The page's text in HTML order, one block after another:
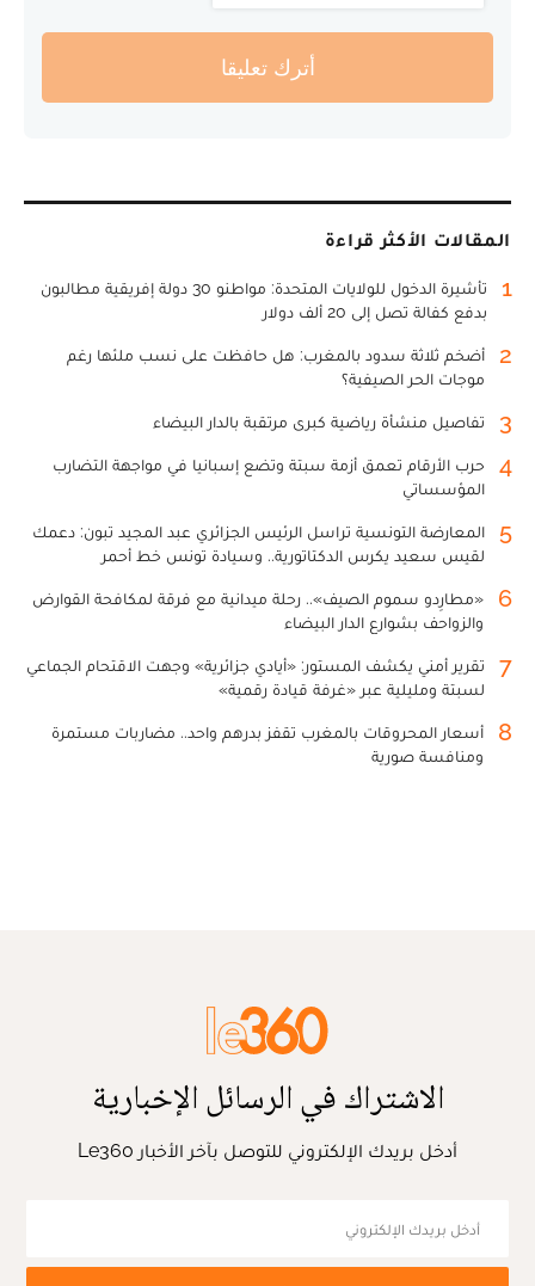
أترك تعليقا
المقالات الأكثر قراءة
1
تأشيرة الدخول للولايات المتحدة: مواطنو 30 دولة إفريقية مطالبون
بدفع كفالة تصل إلى 20 ألف دولار
2
أضخم ثلاثة سدود بالمغرب: هل حافظت على نسب ملئها رغم
موجات الحر الصيفية؟
3 تفاصيل منشأة رياضية كبرى مرتقبة بالدار البيضاء
4
حرب الأرقام تعمق أزمة سبتة وتضع إسبانيا في مواجهة التضارب
المؤسساتي
5
المعارضة التونسية تراسل الرئيس الجزائري عبد المجيد تبون: دعمك
لقيس سعيد يكرس الدكتاتورية.. وسيادة تونس خط أحمر
6
«مطارِدو سموم الصيف».. رحلة ميدانية مع فرقة لمكافحة القوارض
والزواحف بشوارع الدار البيضاء
7
تقرير أمني يكشف المستور: «أيادي جزائرية» وجهت الاقتحام الجماعي
لسبتة ومليلية عبر «غرفة قيادة رقمية»
8
أسعار المحروقات بالمغرب تقفز بدرهم واحد.. مضاربات مستمرة
ومنافسة صورية
الاشتراك في الرسائل الإخبارية
أدخل بريدك الإلكتروني للتوصل بآخر الأخبار Le360